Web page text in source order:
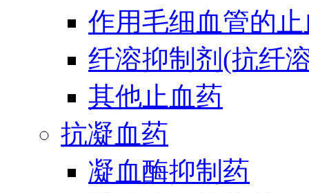
作用毛细血管的
纤溶抑制剂(抗纤
其他止血药
抗凝血药
凝血酶抑制药